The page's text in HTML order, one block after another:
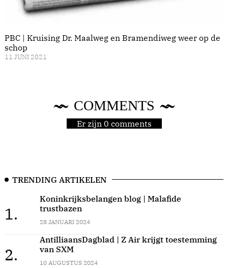
PBC | Kruising Dr. Maalweg en Bramendiweg weer op de
schop
11 JUNI 2021
COMMENTS
Er zijn 0 comments
TRENDING ARTIKELEN
1.
Koninkrijksbelangen blog | Malafide
trustbazen
28 JANUARI 2024
2.
AntilliaansDagblad | Z Air krijgt toestemming
van SXM
10 AUGUSTUS 2024